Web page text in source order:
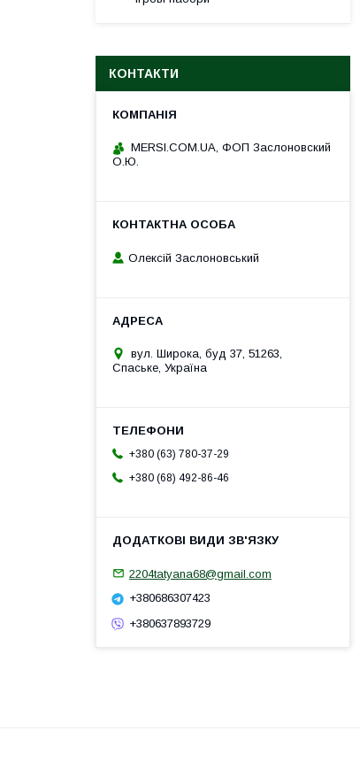
КОНТАКТИ
MERSI.COM.UA, ФОП Заслоновский
О.Ю.
Олексій Заслоновський
вул. Широка, буд 37, 51263,
Спаське, Україна
+380 (63) 780-37-29
+380 (68) 492-86-46
2204tatyana68@gmail.com
+380686307423
+380637893729